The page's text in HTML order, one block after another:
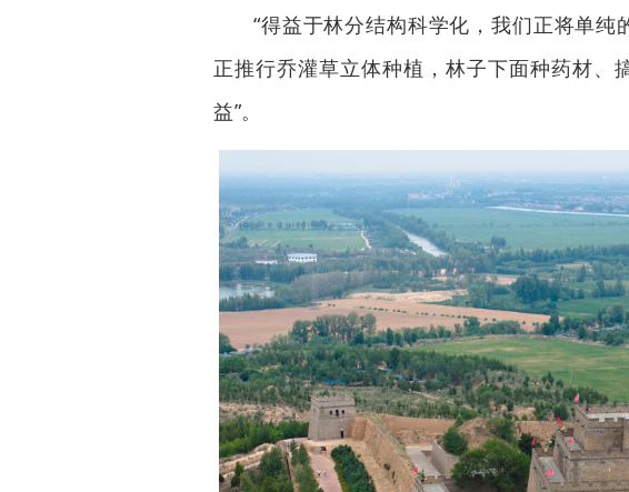
“得益于林分结构科学化，我们正将单
正推行乔灌草立体种植，林子下面种药材、
益”。